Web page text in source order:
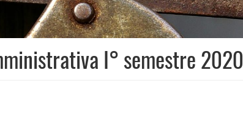
I° semestre 2020